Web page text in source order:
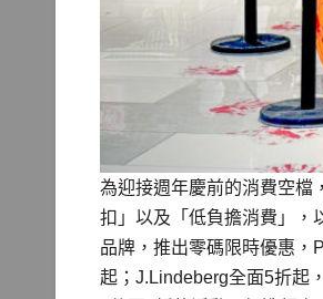
為迎接週年慶前的消費空檔
扣」以及「低負擔消費」，
品牌，推出零碼限時優惠，
起；J.Lindeberg全面5折起